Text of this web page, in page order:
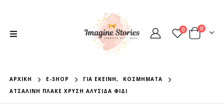
0 0
ΑΡΧΙΚΉ E-SHOP ΓΙΑ ΕΚΕΊΝΗ,
ΚΟΣΜΉΜΑΤΑ
ΑΤΣΆΛΙΝΗ ΠΛΑΚΈ ΧΡΥΣΉ ΑΛΥΣΊΔΑ ΦΊΔΙ